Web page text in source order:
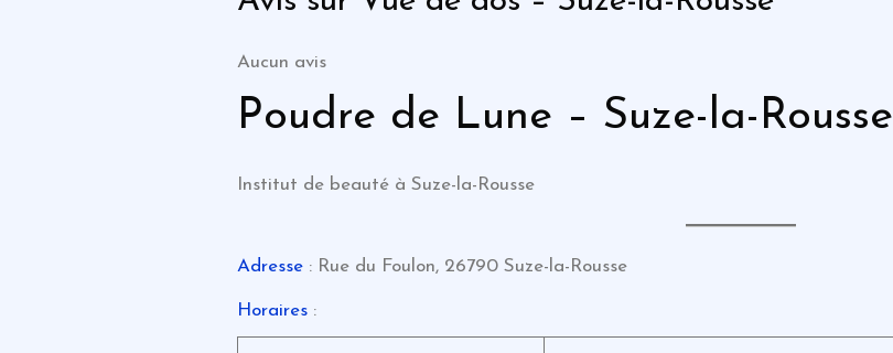
Aucun avis
Poudre de Lune – Suze-la-Rousse
Institut de beauté à Suze-la-Rousse
Adresse : Rue du Foulon, 26790 Suze-la-Rousse
Horaires :